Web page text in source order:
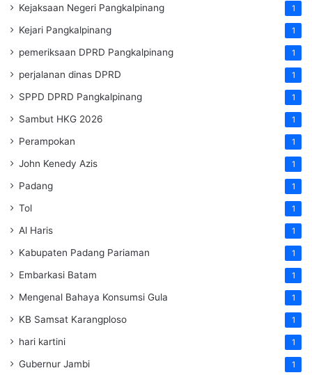
Kejaksaan Negeri Pangkalpinang 1
Kejari Pangkalpinang 1
pemeriksaan DPRD Pangkalpinang 1
perjalanan dinas DPRD 1
SPPD DPRD Pangkalpinang 1
Sambut HKG 2026 1
Perampokan 1
John Kenedy Azis 1
Padang 1
Tol 1
Al Haris 1
Kabupaten Padang Pariaman 1
Embarkasi Batam 1
Mengenal Bahaya Konsumsi Gula 1
KB Samsat Karangploso 1
hari kartini 1
Gubernur Jambi 1